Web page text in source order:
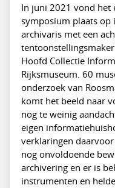
In juni 2021 vond het
symposium plaats op
archivaris met een
Hoofd Collectie
Rijksmuseum. 60
onderzoek van
komt het beeld naar
nog te weinig
eigen
verklaringen
nog onvoldoende
archivering en er is
instrumenten en